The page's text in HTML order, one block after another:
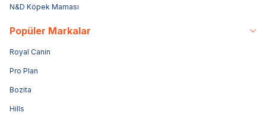
N&D Köpek Maması
Popüler Markalar
Royal Canin
Pro Plan
Bozita
Hills